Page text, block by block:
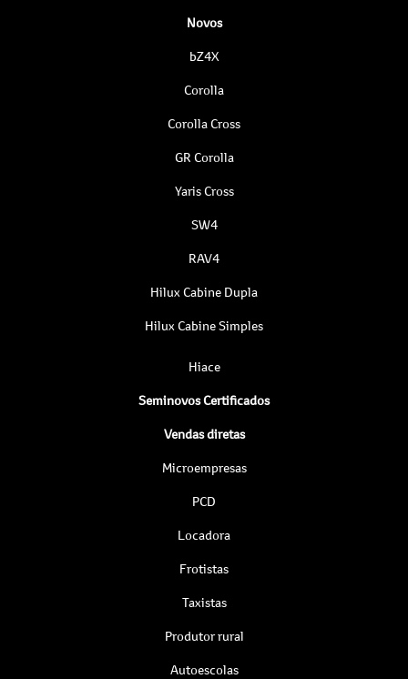
Novos
bZ4X
Corolla
Corolla Cross
GR Corolla
Yaris Cross
SW4
RAV4
Hilux Cabine Dupla
Hilux Cabine Simples
Hiace
Seminovos Certificados
Vendas diretas
Microempresas
PCD
Locadora
Frotistas
Taxistas
Produtor rural
Autoescolas